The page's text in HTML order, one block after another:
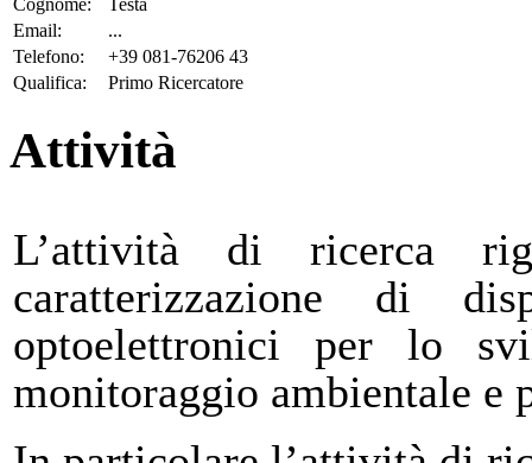
Cognome:
Testa
Email:
...
Telefono:
+39 081-76206 43
Qualifica:
Primo Ricercatore
Attività
L’attività di ricerca
caratterizzazione di
optoelettronici per lo
monitoraggio ambientale e